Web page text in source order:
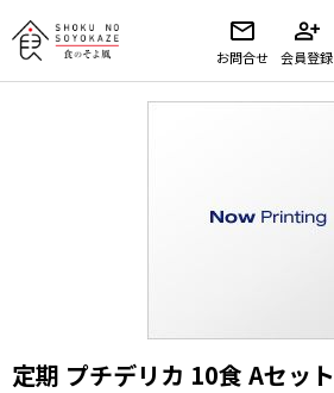
お問合せ 会員登録
定期 プチデリカ 10食 Aセット